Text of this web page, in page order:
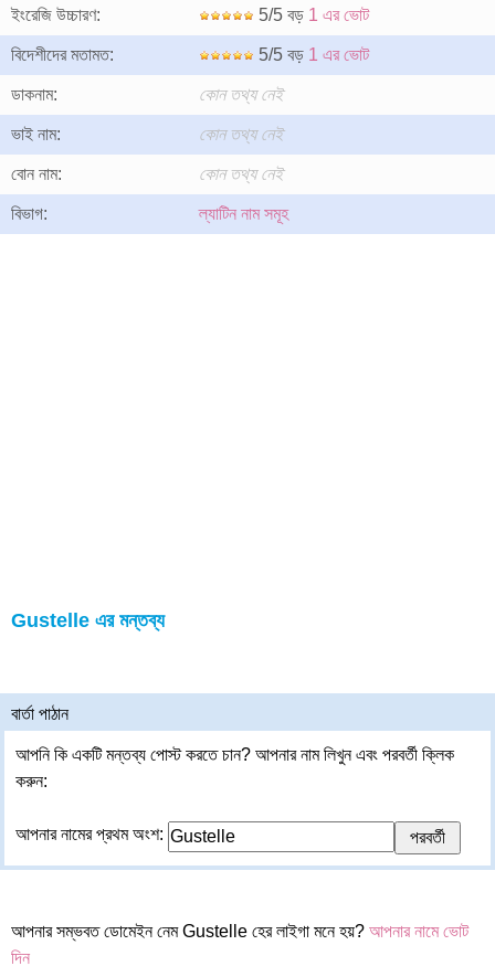
ইংরেজি উচ্চারণ: 5/5 বড় 1 এর ভোট
বিদেশীদের মতামত: 5/5 বড় 1 এর ভোট
ডাকনাম: কোন তথ্য নেই
ভাই নাম: কোন তথ্য নেই
বোন নাম: কোন তথ্য নেই
বিভাগ: ল্যাটিন নাম সমূহ
Gustelle এর মন্তব্য
বার্তা পাঠান
আপনি কি একটি মন্তব্য পোস্ট করতে চান? আপনার নাম লিখুন এবং পরবর্তী ক্লিক
করুন:
আপনার নামের প্রথম অংশ:
আপনার সম্ভবত ডোমেইন নেম Gustelle হের লাইগা মনে হয়? আপনার নামে ভোট
দিন